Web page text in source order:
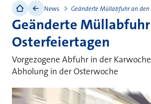
News Geänderte Müllabfuhr an den
Geänderte
Osterfeiertagen
Vorgezogene Abfuhr in der
Abholung in der Osterwoche